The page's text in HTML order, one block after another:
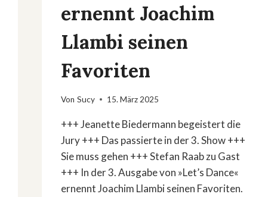
ernennt Joachim
Llambi seinen
Favoriten
Von Sucy 15. März 2025
+++ Jeanette Biedermann begeistert die
Jury +++ Das passierte in der 3. Show +++
Sie muss gehen +++ Stefan Raab zu Gast
+++ In der 3. Ausgabe von »Let’s Dance«
ernennt Joachim Llambi seinen Favoriten.